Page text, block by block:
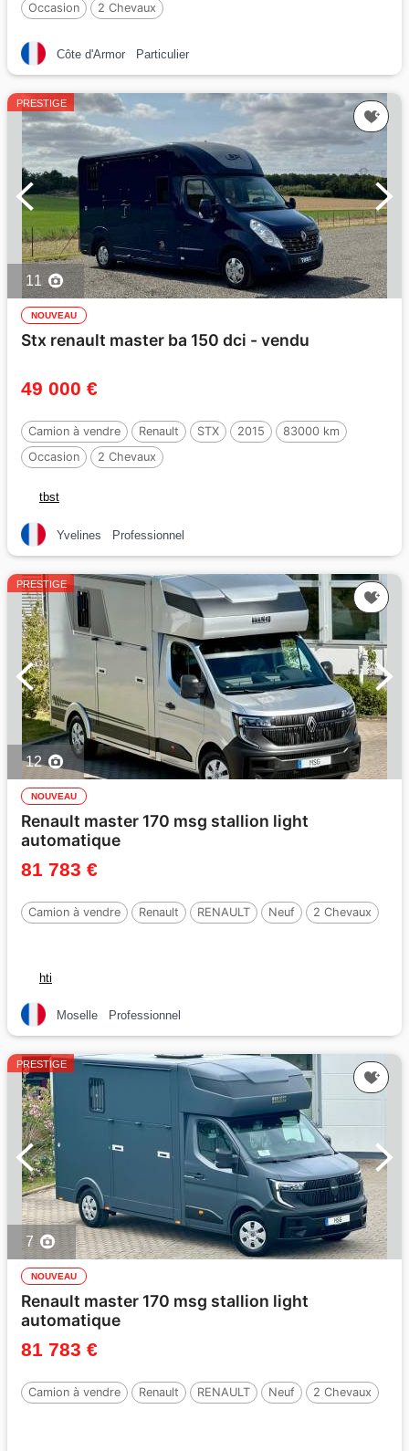
Occasion
2 Chevaux
Côte d'Armor Particulier
PRESTIGE
11
NOUVEAU
Stx renault master ba 150 dci - vendu
49 000 €
Camion à vendre Renault STX 2015
83000 km
Occasion
2 Chevaux
tbst
Yvelines Professionnel
PRESTIGE
12
NOUVEAU
Renault master 170 msg stallion light
automatique
81 783 €
Camion à vendre Renault RENAULT Neuf 2 Chevaux
hti
Moselle Professionnel
PRESTIGE
7
NOUVEAU
Renault master 170 msg stallion light
automatique
81 783 €
Camion à vendre Renault RENAULT Neuf 2 Chevaux